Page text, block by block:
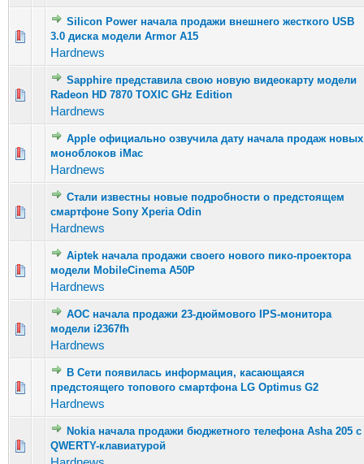
Silicon Power начала продажи внешнего жесткого USB
3.0 диска модели Armor A15
Hardnews
Голосов: 2 - Средняя оценка: 3 из 5
1234 5
Sapphire представила свою новую видеокарту модели
Radeon HD 7870 TOXIC GHz Edition
Hardnews
Голосов: 7 - Средняя оценка: 2.29 из 5
123 45
Apple официально озвучила дату начала продаж новых
моноблоков iMac
Hardnews
Голосов: 4 - Средняя оценка: 3.75 из 5
1 2345
Стали известны новые подробности о предстоящем
смартфоне Sony Xperia Odin
Hardnews
Голосов: 4 - Средняя оценка: 2.75 из 5
1234 5
Aiptek начала продажи своего нового пико-проектора
модели MobileCinema A50P
Hardnews
Голосов: 10 - Средняя оценка: 2.8 из 5
1 2345
AOC начала продажи 23-дюймового IPS-монитора
модели i2367fh
Hardnews
Голосов: 5 - Средняя оценка: 3.4 из 5
123
В Сети появилась информация, касающаяся
предстоящего топового смартфона LG Optimus G2
Hardnews
Голосов: 4 - Средняя оценка: 2.5 из 5
12345
Nokia начала продажи бюджетного телефона Asha 205 с
QWERTY-клавиатурой
Голосов: 3 - Средняя оценка: 2 из 5
12345